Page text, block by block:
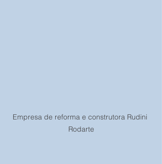
Empresa de reforma e construtora Rudini
Rodarte